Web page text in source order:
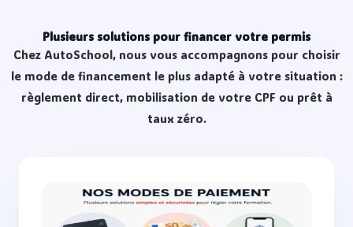
Plusieurs solutions pour financer votre permis
Chez AutoSchool, nous vous accompagnons pour choisir
le mode de financement le plus adapté à votre situation :
règlement direct, mobilisation de votre CPF ou prêt à
taux zéro.